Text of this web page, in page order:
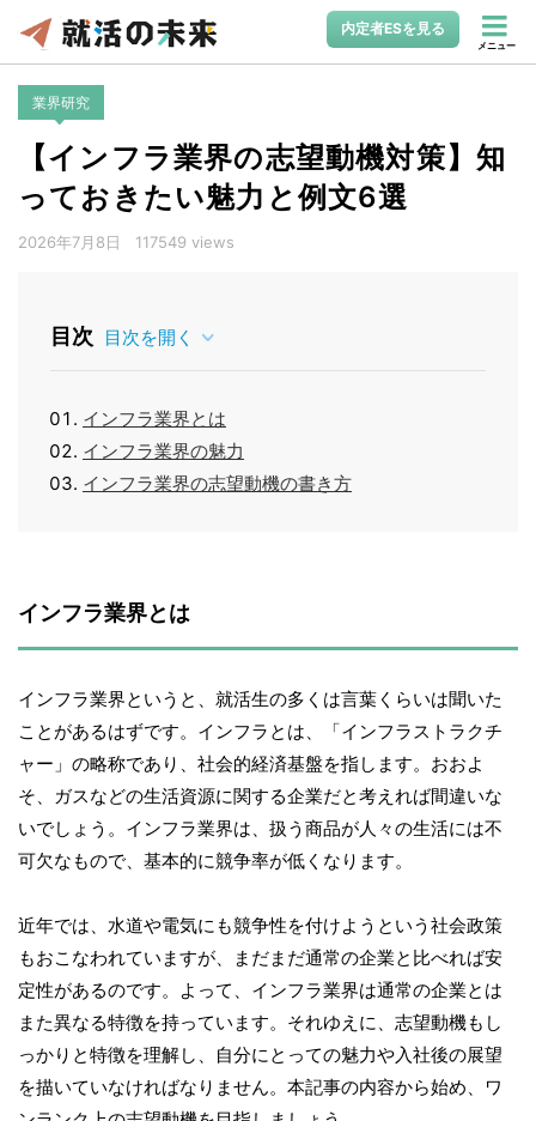
内定者ESを見る
メニュー
業界研究
【インフラ業界の志望動機対策】知
っておきたい魅力と例文6選
2026年7月8日 117549 views
目次 目次を開く
インフラ業界とは
インフラ業界の魅力
インフラ業界の志望動機の書き方
インフラ業界とは
インフラ業界というと、就活生の多くは言葉くらいは聞いた
ことがあるはずです。インフラとは、「インフラストラクチ
ャー」の略称であり、社会的経済基盤を指します。おおよ
そ、ガスなどの生活資源に関する企業だと考えれば間違いな
いでしょう。インフラ業界は、扱う商品が人々の生活には不
可欠なもので、基本的に競争率が低くなります。
近年では、水道や電気にも競争性を付けようという社会政策
もおこなわれていますが、まだまだ通常の企業と比べれば安
定性があるのです。よって、インフラ業界は通常の企業とは
また異なる特徴を持っています。それゆえに、志望動機もし
っかりと特徴を理解し、自分にとっての魅力や入社後の展望
を描いていなければなりません。本記事の内容から始め、ワ